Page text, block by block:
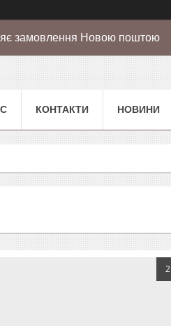
замовлення Новою поштою
КОНТАКТИ НОВИНИ
2